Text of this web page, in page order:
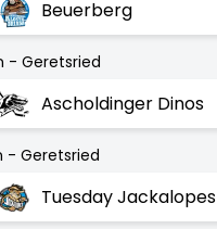
Beuerberg
- Geretsried
Ascholdinger Dinos
- Geretsried
Tuesday Jackalopes